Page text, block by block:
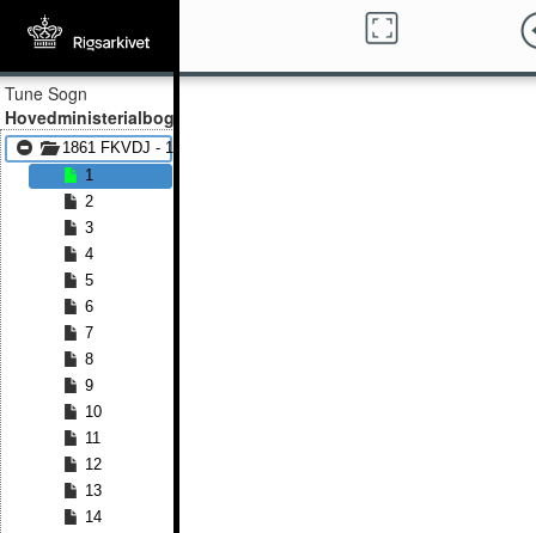
Tune Sogn
Hovedministerialbog
1861 FKVDJ - 1892 FKVDJ
1
2
3
4
5
6
7
8
9
10
11
12
13
14